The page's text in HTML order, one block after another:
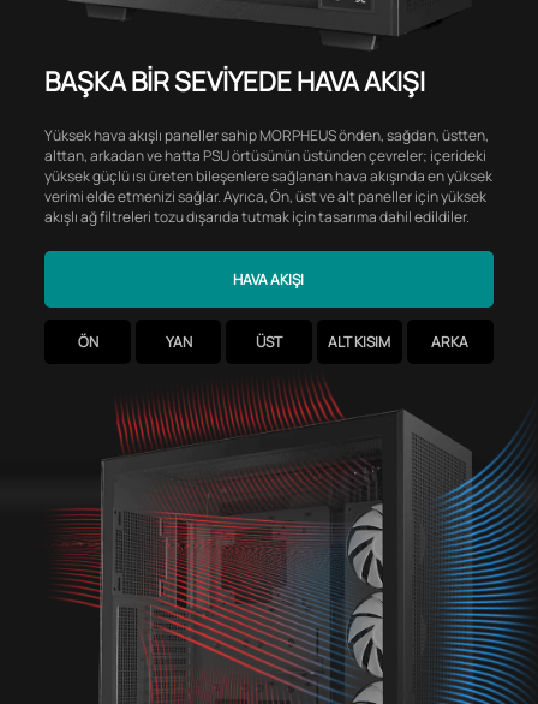
BAŞKA BİR SEVİYEDE HAVA AKIŞI
Yüksek hava akışlı paneller sahip MORPHEUS önden, sağdan, üstten,
alttan, arkadan ve hatta PSU örtüsünün üstünden çevreler; içerideki
yüksek güçlü ısı üreten bileşenlere sağlanan hava akışında en yüksek
verimi elde etmenizi sağlar. Ayrıca, Ön, üst ve alt paneller için yüksek
akışlı ağ filtreleri tozu dışarıda tutmak için tasarıma dahil edildiler.
HAVA AKIŞI
ÖN YAN ÜST ALT KISIM ARKA